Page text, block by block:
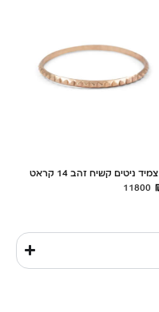
צמיד ניטים קשיח זהב 14 קראט
11800